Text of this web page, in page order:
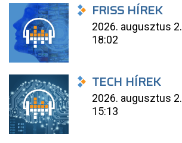
FRISS HÍREK
2026. augusztus 2.
18:02
TECH HÍREK
2026. augusztus 2.
15:13